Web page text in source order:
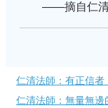
——摘自仁清
仁清法師：有正信者
仁清法師：無量無